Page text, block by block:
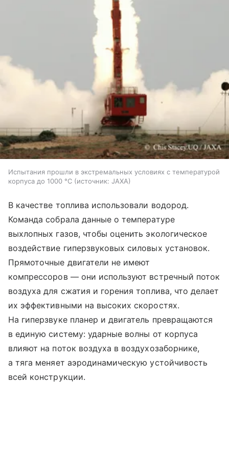
Испытания прошли в экстремальных условиях с температурой
корпуса до 1000 °C
источник: JAXA
В качестве топлива использовали водород.
Команда собрала данные о температуре
выхлопных газов, чтобы оценить экологическое
воздействие гиперзвуковых силовых установок.
Прямоточные двигатели не имеют
компрессоров — они используют встречный поток
воздуха для сжатия и горения топлива, что делает
их эффективными на высоких скоростях.
На гиперзвуке планер и двигатель превращаются
в единую систему: ударные волны от корпуса
влияют на поток воздуха в воздухозаборнике,
а тяга меняет аэродинамическую устойчивость
всей конструкции.